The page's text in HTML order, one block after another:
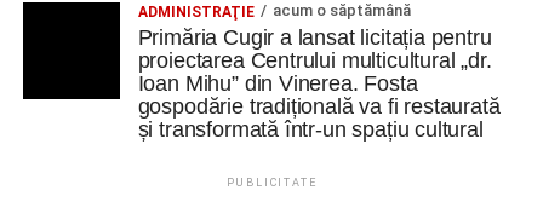
• Au evoluat formațiile:
Metalurgistul Cugir: B. Avram – P. Pahone, Liubashov,
Balaur, Sebaș (78, Kiraly) – Șaucă/cpt. (86, Tăban),
ADMINISTRAŢIE acum o săptămână
Primăria Cugir a lansat licitația pentru
proiectarea Centrului multicultural „dr.
Ioan Mihu” din Vinerea. Fosta
gospodărie tradițională va fi restaurată
și transformată într-un spațiu cultural
PUBLICITATE